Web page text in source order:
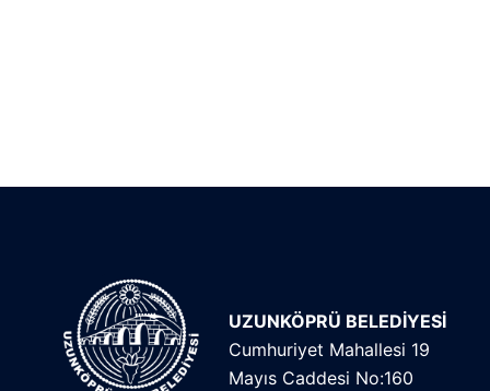
UZUNKÖPRÜ BELEDİYESİ
Cumhuriyet Mahallesi 19
Mayıs Caddesi No:160